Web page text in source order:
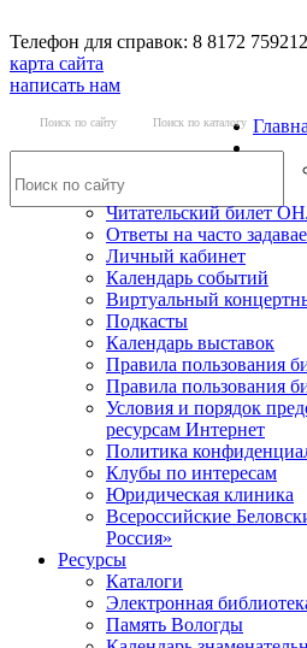
Телефон для справок: 8 8172
карта сайта
написать нам
Поиск по сайту Поиск по каталогу
Читательский билет
Ответы на часто
Личный кабинет
Календарь событий
Виртуальный
Подкасты
Календарь выставок
Правила пользования
Правила пользования
Условия и порядок
ресурсам Интернет
Политика
Клубы по интересам
Юридическая клиника
Всероссийские
Россия»
Ресурсы
Каталоги
Электронная
Память Вологды